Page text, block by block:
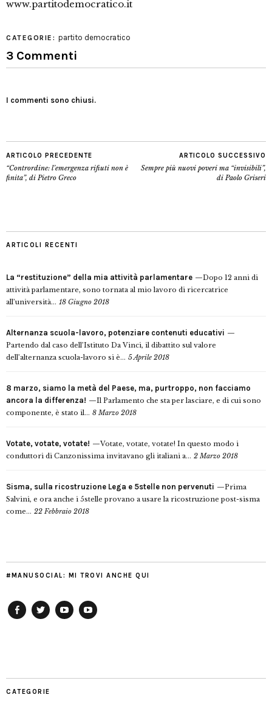
www.partitodemocratico.it
CATEGORIE: partito democratico
3 Commenti
I commenti sono chiusi.
ARTICOLO PRECEDENTE
“Contrordine: l’emergenza rifiuti non è
finita”, di Pietro Greco
ARTICOLO SUCCESSIVO
Sempre più nuovi poveri ma “invisibili”,
di Paolo Griseri
ARTICOLI RECENTI
La “restituzione” della mia attività parlamentare
Dopo 12 anni di
attività parlamentare, sono tornata al mio lavoro di ricercatrice
all’università... 18 Giugno 2018
Alternanza scuola-lavoro, potenziare contenuti educativi
Partendo dal caso dell’Istituto Da Vinci, il dibattito sul valore
dell’alternanza scuola-lavoro si è... 5 Aprile 2018
8 marzo, siamo la metà del Paese, ma, purtroppo, non facciamo
ancora la differenza!
Il Parlamento che sta per lasciare, e di cui sono
componente, è stato il... 8 Marzo 2018
Votate, votate, votate!
Votate, votate, votate! In questo modo i
conduttori di Canzonissima invitavano gli italiani a... 2 Marzo 2018
Sisma, sulla ricostruzione Lega e 5stelle non pervenuti
Prima
Salvini, e ora anche i 5stelle provano a usare la ricostruzione post-sisma
come... 22 Febbraio 2018
#MANUSOCIAL: MI TROVI ANCHE QUI
CATEGORIE